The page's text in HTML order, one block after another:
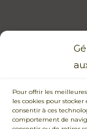
Pour offrir les
les cookies pour
consentir à ces
comportement de